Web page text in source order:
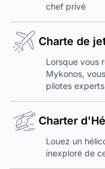
chef privé
Charte de
Lorsque vous
Mykonos,
pilotes
Charter
Louez un
inexploré de